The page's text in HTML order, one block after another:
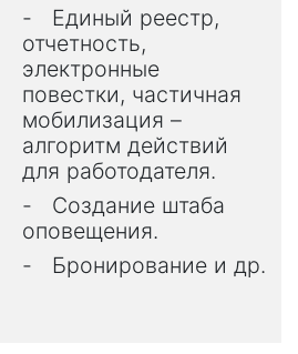
- Единый реестр,
отчетность,
электронные
повестки, частичная
мобилизация –
алгоритм действий
для работодателя.
- Создание штаба
оповещения.
- Бронирование и др.